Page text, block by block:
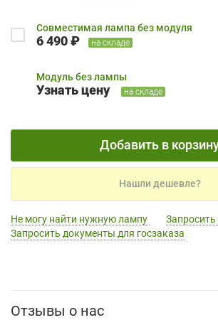
Совместимая лампа без модуля
6 490 ₽ на складе
Модуль без лампы
Узнать цену на складе
Добавить в
Нашли дешевле?
Не могу найти нужную лампу
Запросить
Запросить документы для госзаказа
Отзывы о нас